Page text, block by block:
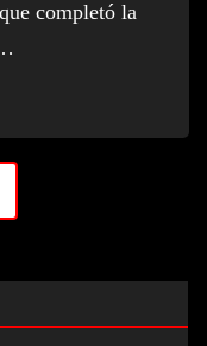
completó la